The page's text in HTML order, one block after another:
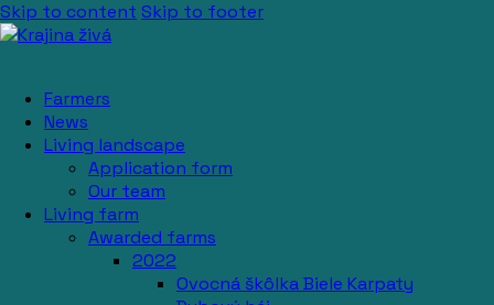
Skip to content Skip to footer
Farmers
News
Living landscape
Application form
Our team
Living farm
Awarded farms
2022
Ovocná škôlka Biele Karpaty